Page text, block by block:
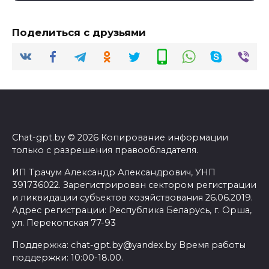
Поделиться с друзьями
Chat-gpt.by © 2026 Копирование информации
только с разрешения правообладателя.
ИП Трачум Александр Александрович, УНП
391736022. Зарегистрирован сектором регистрации
и ликвидации субъектов хозяйствования 26.06.2019.
Адрес регистрации: Республика Беларусь, г. Орша,
ул. Перекопская 77-93
Поддержка: chat-gpt.by@yandex.by Время работы
поддержки: 10:00-18.00.